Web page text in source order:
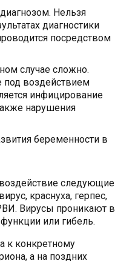
Нельзя
диагностики
посредством
случае сложно.
под воздействием
инфицирование
нарушения
беременности в
следующие
краснуха, герпес,
Вирусы проникают в
или гибель.
к конкретному
а на поздних